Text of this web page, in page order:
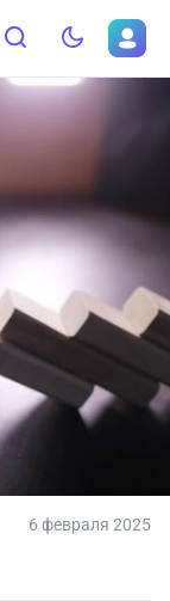
6 февраля 2025